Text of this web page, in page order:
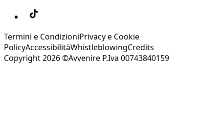
Termini e CondizioniPrivacy e Cookie
PolicyAccessibilitàWhistleblowingCredits
Copyright 2026 ©Avvenire P.Iva 00743840159